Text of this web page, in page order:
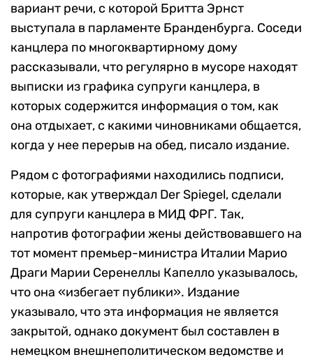
вариант речи, с которой Бритта Эрнст
выступала в парламенте Бранденбурга. Соседи
канцлера по многоквартирному дому
рассказывали, что регулярно в мусоре находят
выписки из графика супруги канцлера, в
которых содержится информация о том, как
она отдыхает, с какими чиновниками общается,
когда у нее перерыв на обед, писало издание.
Рядом с фотографиями находились подписи,
которые, как утверждал Der Spiegel, сделали
для супруги канцлера в МИД ФРГ. Так,
напротив фотографии жены действовавшего на
тот момент премьер-министра Италии Марио
Драги Марии Серенеллы Капелло указывалось,
что она «избегает публики». Издание
указывало, что эта информация не является
закрытой, однако документ был составлен в
немецком внешнеполитическом ведомстве и